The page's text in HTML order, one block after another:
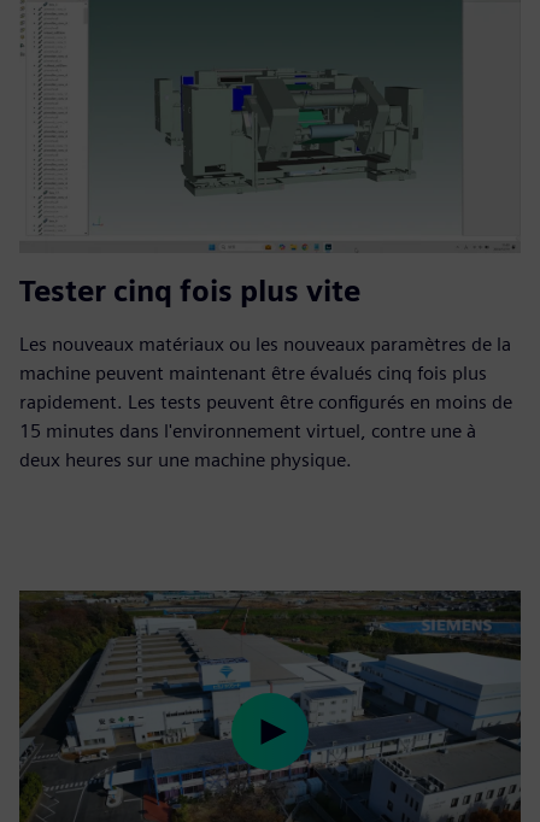
Tester cinq fois plus vite
Les nouveaux matériaux ou les nouveaux paramètres de la
machine peuvent maintenant être évalués cinq fois plus
rapidement. Les tests peuvent être configurés en moins de
15 minutes dans l'environnement virtuel, contre une à
deux heures sur une machine physique.
Play